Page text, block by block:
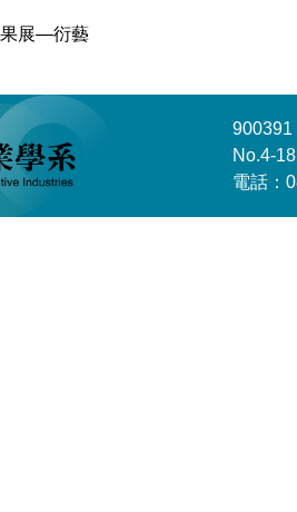
果展—衍藝
900391
No.4-
電話：